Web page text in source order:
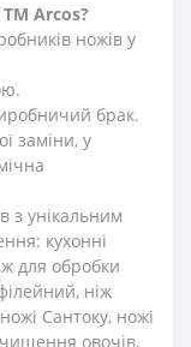
Arcos?
ножів у
брак.
заміни, у
з унікальним
кухонні
для обробки
ніж
Сантоку, ножі
чищення овочів,